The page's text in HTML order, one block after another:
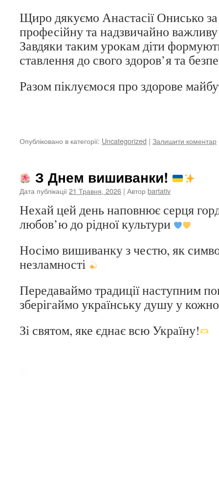
Щиро дякуємо Анастасії Онисько за
професійну та надзвичайно
Завдяки таким урокам діти
ставлення до свого здоров’я та
Разом піклуємося про здорове
Опубліковано в категорії: Uncategorized | Залишити коментар
З Днем вишиванки!
Дата публікації21 Травня, 2026 | Авторbartativ
Нехай цей день наповнює серця
любов’ю до рідної культури
Носімо вишиванку з честю, як
незламності
Передаваймо традиції наступним
зберігаймо українську душу у
Зі святом, яке єднає всю Україну!